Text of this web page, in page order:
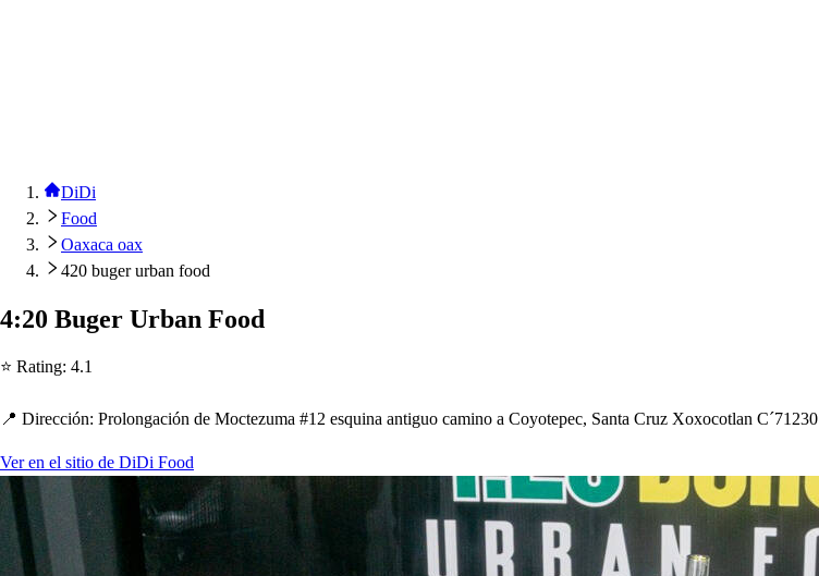
DiDi
Food
Oaxaca oax
420 buger urban food
4:20 Buger Urban Food
⭐ Rating: 4.1
📍 Dirección: Prolongación de Moctezuma #12 esquina antiguo camino a Coyotepec, Santa Cruz Xoxocotlan C´71230
Ver en el sitio de DiDi Food